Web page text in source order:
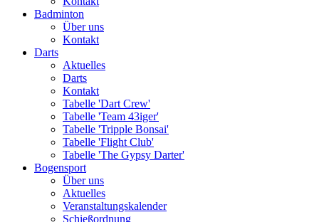
Badminton
Über uns
Kontakt
Darts
Aktuelles
Darts
Kontakt
Tabelle 'Dart Crew'
Tabelle 'Team 43iger'
Tabelle 'Tripple Bonsai'
Tabelle 'Flight Club'
Tabelle 'The Gypsy Darter'
Bogensport
Über uns
Aktuelles
Veranstaltungskalender
Schießordnung